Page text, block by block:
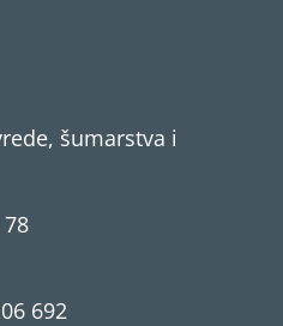
šumarstva i
692